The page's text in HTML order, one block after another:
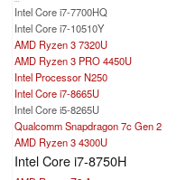
Intel Core i7-7700HQ
Intel Core i7-10510Y
AMD Ryzen 3 7320U
AMD Ryzen 3 PRO 4450U
Intel Processor N250
Intel Core i7-8665U
Intel Core i5-8265U
Qualcomm Snapdragon 7c Gen 2
AMD Ryzen 3 4300U
Intel Core i7-8750H